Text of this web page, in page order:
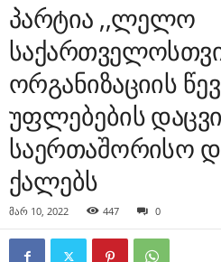
პარტია ,,ლელო
ორგანიზაციის
უფლებების
საერთაშორისო
ქალებს
მარ 10, 2022 447 0